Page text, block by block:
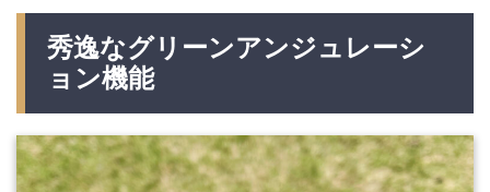
秀逸なグリーンアンジュレーシ
ョン機能